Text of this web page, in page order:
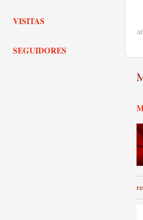
at
VISITAS
SEGUIDORES